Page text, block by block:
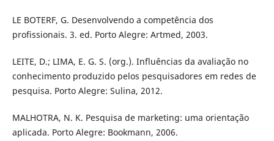
LE BOTERF, G. Desenvolvendo a competência dos
profissionais. 3. ed. Porto Alegre: Artmed, 2003.
LEITE, D.; LIMA, E. G. S. (org.). Influências da avaliação no
conhecimento produzido pelos pesquisadores em redes de
pesquisa. Porto Alegre: Sulina, 2012.
MALHOTRA, N. K. Pesquisa de marketing: uma orientação
aplicada. Porto Alegre: Bookmann, 2006.